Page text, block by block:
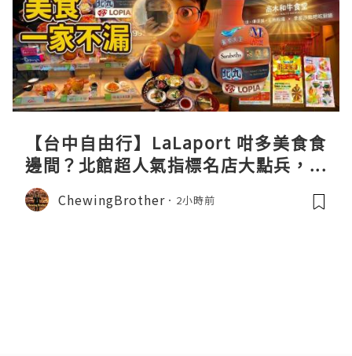
【台中自由行】LaLaport 咁多美食食
邊間？北館超人氣指標名店大點兵，深
度實測日本直送「北丸」職人料理與南
館 LOPIA 超市神級熟食區！
ChewingBrother 2小時前